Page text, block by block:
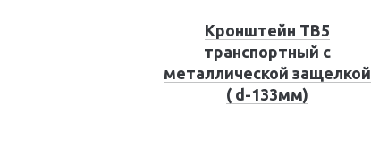
Кронштейн ТВ5
транспортный с
металлической защелкой
( d-133мм)